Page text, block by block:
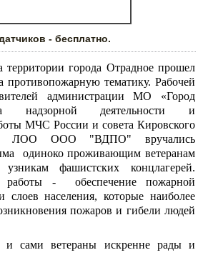
- бесплатно.
города Отрадное прошел
противопожарную тематику. Рабочей
администрации МО «Город
надзорной деятельности и
МЧС России и совета Кировского
ЛОО ООО "ВДПО" вручались
одиноко проживающим ветеранам
фашистских концлагерей.
работы - обеспечение пожарной
слоев населения, которые наиболее
пожаров и гибели людей
и сами ветераны искренне рады и